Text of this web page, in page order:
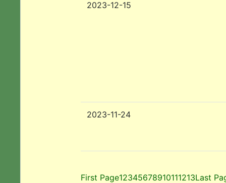
2023-12-15
2023-11-24
First Page12345678910111213Last